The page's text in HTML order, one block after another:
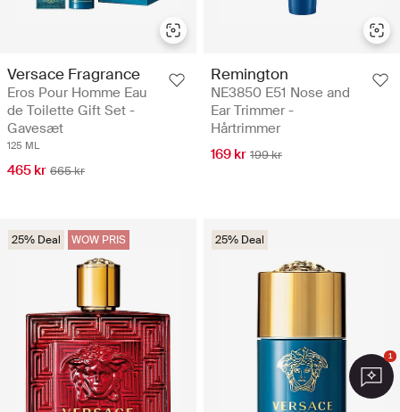
Versace Fragrance
Eros Pour Homme Eau
de Toilette Gift Set -
Gavesæt
125 ML
465 kr 665 kr
Remington
NE3850 E51 Nose and
Ear Trimmer -
Hårtrimmer
169 kr 199 kr
25% Deal WOW PRIS 25% Deal
1